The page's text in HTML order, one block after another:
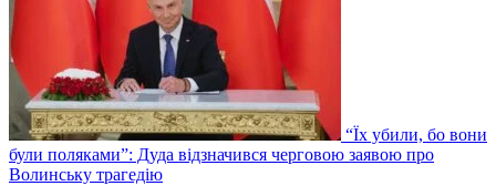
“Їх убили, бо вони
були поляками”: Дуда відзначився черговою заявою про
Волинську трагедію